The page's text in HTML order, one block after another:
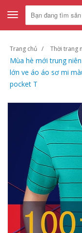
Toggle
navigation
Trang chủ Thời trang
Mùa hè mới trung
lớn ve áo áo sơ mi
pocket T